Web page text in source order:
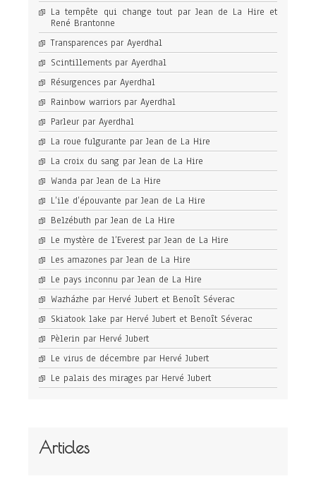
La tempête qui change tout par Jean de La Hire et
René Brantonne
Transparences par Ayerdhal
Scintillements par Ayerdhal
Résurgences par Ayerdhal
Rainbow warriors par Ayerdhal
Parleur par Ayerdhal
La roue fulgurante par Jean de La Hire
La croix du sang par Jean de La Hire
Wanda par Jean de La Hire
L’ile d’épouvante par Jean de La Hire
Belzébuth par Jean de La Hire
Le mystère de l’Everest par Jean de La Hire
Les amazones par Jean de La Hire
Le pays inconnu par Jean de La Hire
Wazházhe par Hervé Jubert et Benoît Séverac
Skiatook lake par Hervé Jubert et Benoît Séverac
Pèlerin par Hervé Jubert
Le virus de décembre par Hervé Jubert
Le palais des mirages par Hervé Jubert
Articles